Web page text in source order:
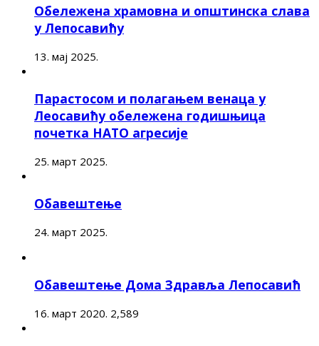
Обележена храмовна и општинска слава
у Лепосавићу
13. мај 2025.
Парастосом и полагањем венаца у
Леосавићу обележена годишњица
почетка НАТО агресије
25. март 2025.
Обавештење
24. март 2025.
Обавештење Дома Здравља Лепосавић
16. март 2020. 2,589